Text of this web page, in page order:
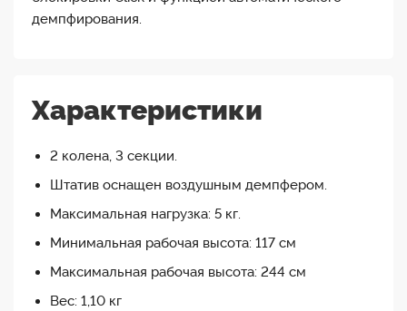
демпфирования.
Характеристики
2 колена, 3 секции.
Штатив оснащен воздушным демпфером.
Максимальная нагрузка: 5 кг.
Минимальная рабочая высота: 117 см
Максимальная рабочая высота: 244 см
Вес: 1,10 кг